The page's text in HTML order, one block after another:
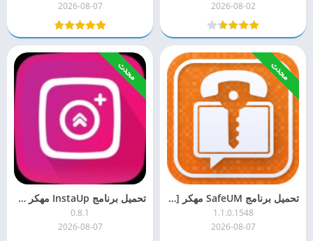
2026-08-02
2026-08-07
محدث
تحميل برنامج SafeUM مهكر [الأحدث] 2026 للاندرويد
1.1.0.1548
2026-08-07
محدث
تحميل برنامج InstaUp مهكر 2026 (عملات للحصول على متابعين) اخر اصدار
0.8.1
2026-08-07